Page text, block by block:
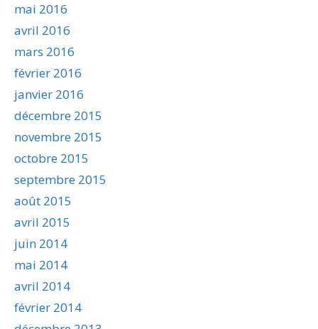
mai 2016
avril 2016
mars 2016
février 2016
janvier 2016
décembre 2015
novembre 2015
octobre 2015
septembre 2015
août 2015
avril 2015
juin 2014
mai 2014
avril 2014
février 2014